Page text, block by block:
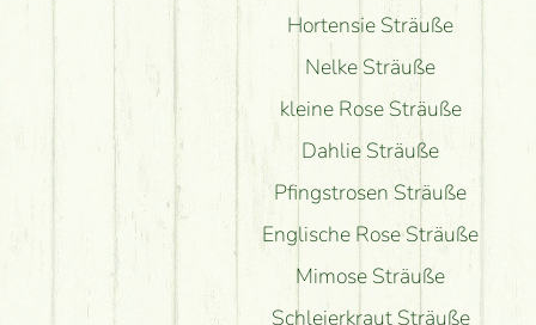
Hortensie Sträuße
Nelke Sträuße
kleine Rose Sträuße
Dahlie Sträuße
Pfingstrosen Sträuße
Englische Rose Sträuße
Mimose Sträuße
Schleierkraut Sträuße